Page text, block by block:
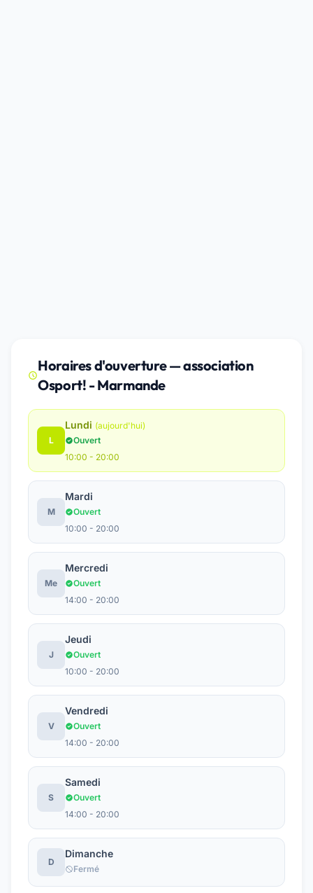
Horaires d'ouverture — association
Osport! - Marmande
L
Lundi (aujourd'hui)
Ouvert
10:00 - 20:00
M
Mardi
Ouvert
10:00 - 20:00
Me
Mercredi
Ouvert
14:00 - 20:00
J
Jeudi
Ouvert
10:00 - 20:00
V
Vendredi
Ouvert
14:00 - 20:00
S
Samedi
Ouvert
14:00 - 20:00
D
Dimanche
Fermé